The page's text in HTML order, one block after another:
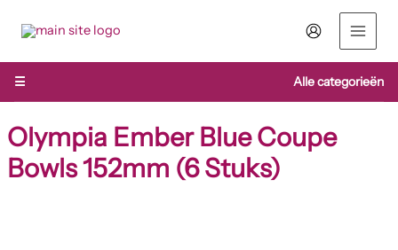
naar
inhoud
☰
Alle categorieën
Olympia Ember Blue Coupe
Bowls 152mm (6 Stuks)